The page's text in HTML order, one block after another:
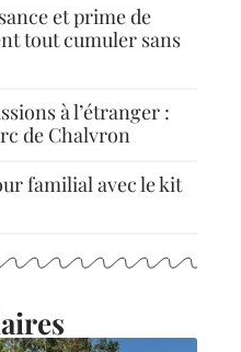
et prime de
tout cumuler sans
à l’étranger :
de Chalvron
familial avec le kit